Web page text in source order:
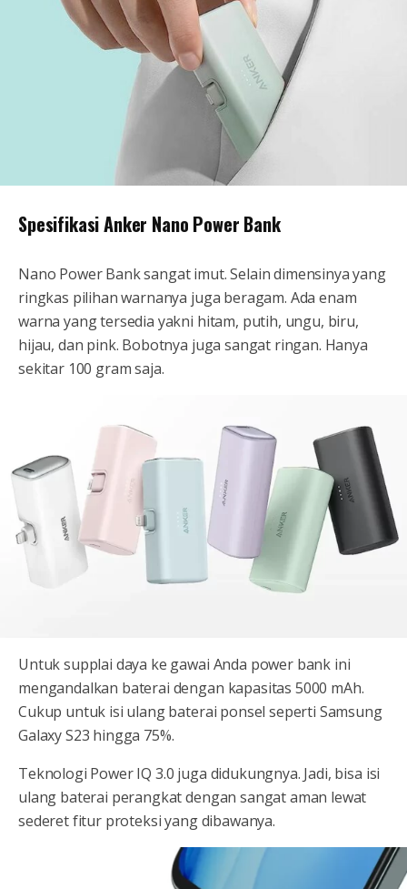
Spesifikasi Anker Nano Power Bank
Nano Power Bank sangat imut. Selain dimensinya yang
ringkas pilihan warnanya juga beragam. Ada enam
warna yang tersedia yakni hitam, putih, ungu, biru,
hijau, dan pink. Bobotnya juga sangat ringan. Hanya
sekitar 100 gram saja.
Untuk supplai daya ke gawai Anda power bank ini
mengandalkan baterai dengan kapasitas 5000 mAh.
Cukup untuk isi ulang baterai ponsel seperti Samsung
Galaxy S23 hingga 75%.
Teknologi Power IQ 3.0 juga didukungnya. Jadi, bisa isi
ulang baterai perangkat dengan sangat aman lewat
sederet fitur proteksi yang dibawanya.